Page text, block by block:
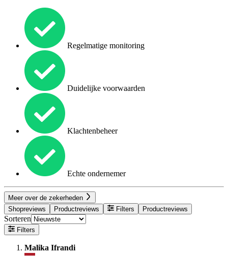
Regelmatige monitoring
Duidelijke voorwaarden
Klachtenbeheer
Echte ondernemer
Meer over de zekerheden
Shopreviews
Productreviews Filters Productreviews
Sorteren
Filters
Malika Ifrandi